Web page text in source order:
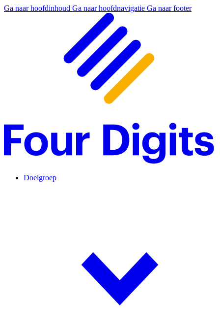
Ga naar hoofdinhoud Ga naar hoofdnavigatie Ga naar footer
Doelgroep